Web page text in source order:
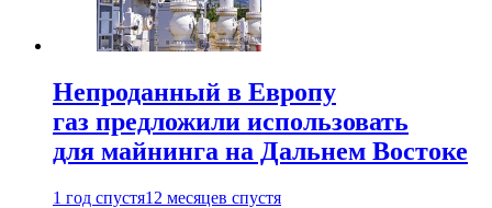
Непроданный в Европу
газ предложили использовать
для майнинга на Дальнем Востоке
1 год спустя12 месяцев спустя